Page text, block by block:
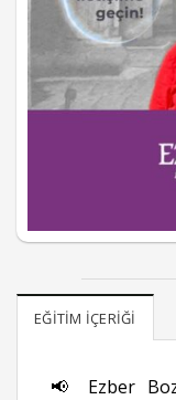
EĞITIM İÇERIĞI
📢 Ezber